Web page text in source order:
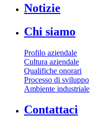
Notizie
Chi siamo
Profilo aziendale
Cultura aziendale
Qualifiche onorari
Processo di sviluppo
Ambiente industriale
Contattaci